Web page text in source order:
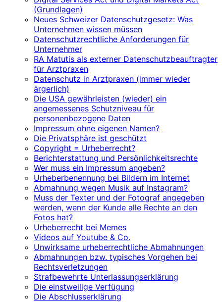
(Grundlagen)
Neues Schweizer Datenschutzgesetz: Was
Unternehmen wissen müssen
Datenschutzrechtliche Anforderungen für
Unternehmer
RA Matutis als externer Datenschutzbeauftragter
für Arztpraxen
Datenschutz in Arztpraxen (immer wieder
ärgerlich)
Die USA gewährleisten (wieder) ein
angemessenes Schutzniveau für
personenbezogene Daten
Impressum ohne eigenen Namen?
Die Privatsphäre ist geschützt
Copyright = Urheberrecht?
Berichterstattung und Persönlichkeitsrechte
Wer muss ein Impressum angeben?
Urheberbenennung bei Bildern im Internet
Abmahnung wegen Musik auf Instagram?
Muss der Texter und der Fotograf angegeben
werden, wenn der Kunde alle Rechte an den
Fotos hat?
Urheberrecht bei Memes
Videos auf Youtube & Co.
Unwirksame urheberrechtliche Abmahnungen
Abmahnungen bzw. typisches Vorgehen bei
Rechtsverletzungen
Strafbewehrte Unterlassungserklärung
Die einstweilige Verfügung
Die Abschlusserklärung